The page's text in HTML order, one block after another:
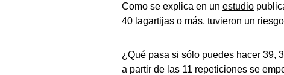
Como se explica en un estudio
40 lagartijas o más, tuvieron un
¿Qué pasa si sólo puedes hacer 39,
a partir de las 11 repeticiones se